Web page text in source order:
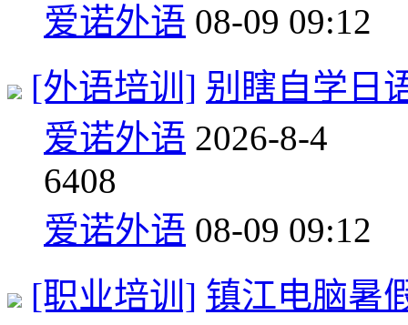
爱诺外语 08-09 09:12
[外语培训] 别瞎自学日
爱诺外语 2026-8-4
6408
爱诺外语 08-09 09:12
[职业培训] 镇江电脑暑